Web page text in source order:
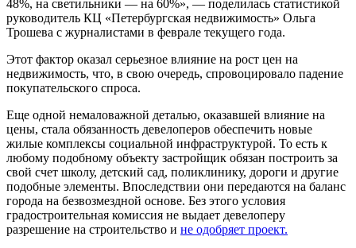
48%, на светильники — на 60%», — поделилась статистикой
руководитель КЦ «Петербургская недвижимость» Ольга
Трошева с журналистами в феврале текущего года.
Этот фактор оказал серьезное влияние на рост цен на
недвижимость, что, в свою очередь, спровоцировало падение
покупательского спроса.
Еще одной немаловажной деталью, оказавшей влияние на
цены, стала обязанность девелоперов обеспечить новые
жилые комплексы социальной инфраструктурой. То есть к
любому подобному объекту застройщик обязан построить за
свой счет школу, детский сад, поликлинику, дороги и другие
подобные элементы. Впоследствии они передаются на баланс
города на безвозмездной основе. Без этого условия
градостроительная комиссия не выдает девелоперу
разрешение на строительство и не одобряет проект.